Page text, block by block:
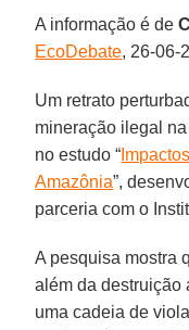
A informação é de
EcoDebate, 26-06-
Um retrato
mineração ilegal
no estudo “
Amazônia”,
parceria com o
A pesquisa mostra
além da destruição
uma cadeia de